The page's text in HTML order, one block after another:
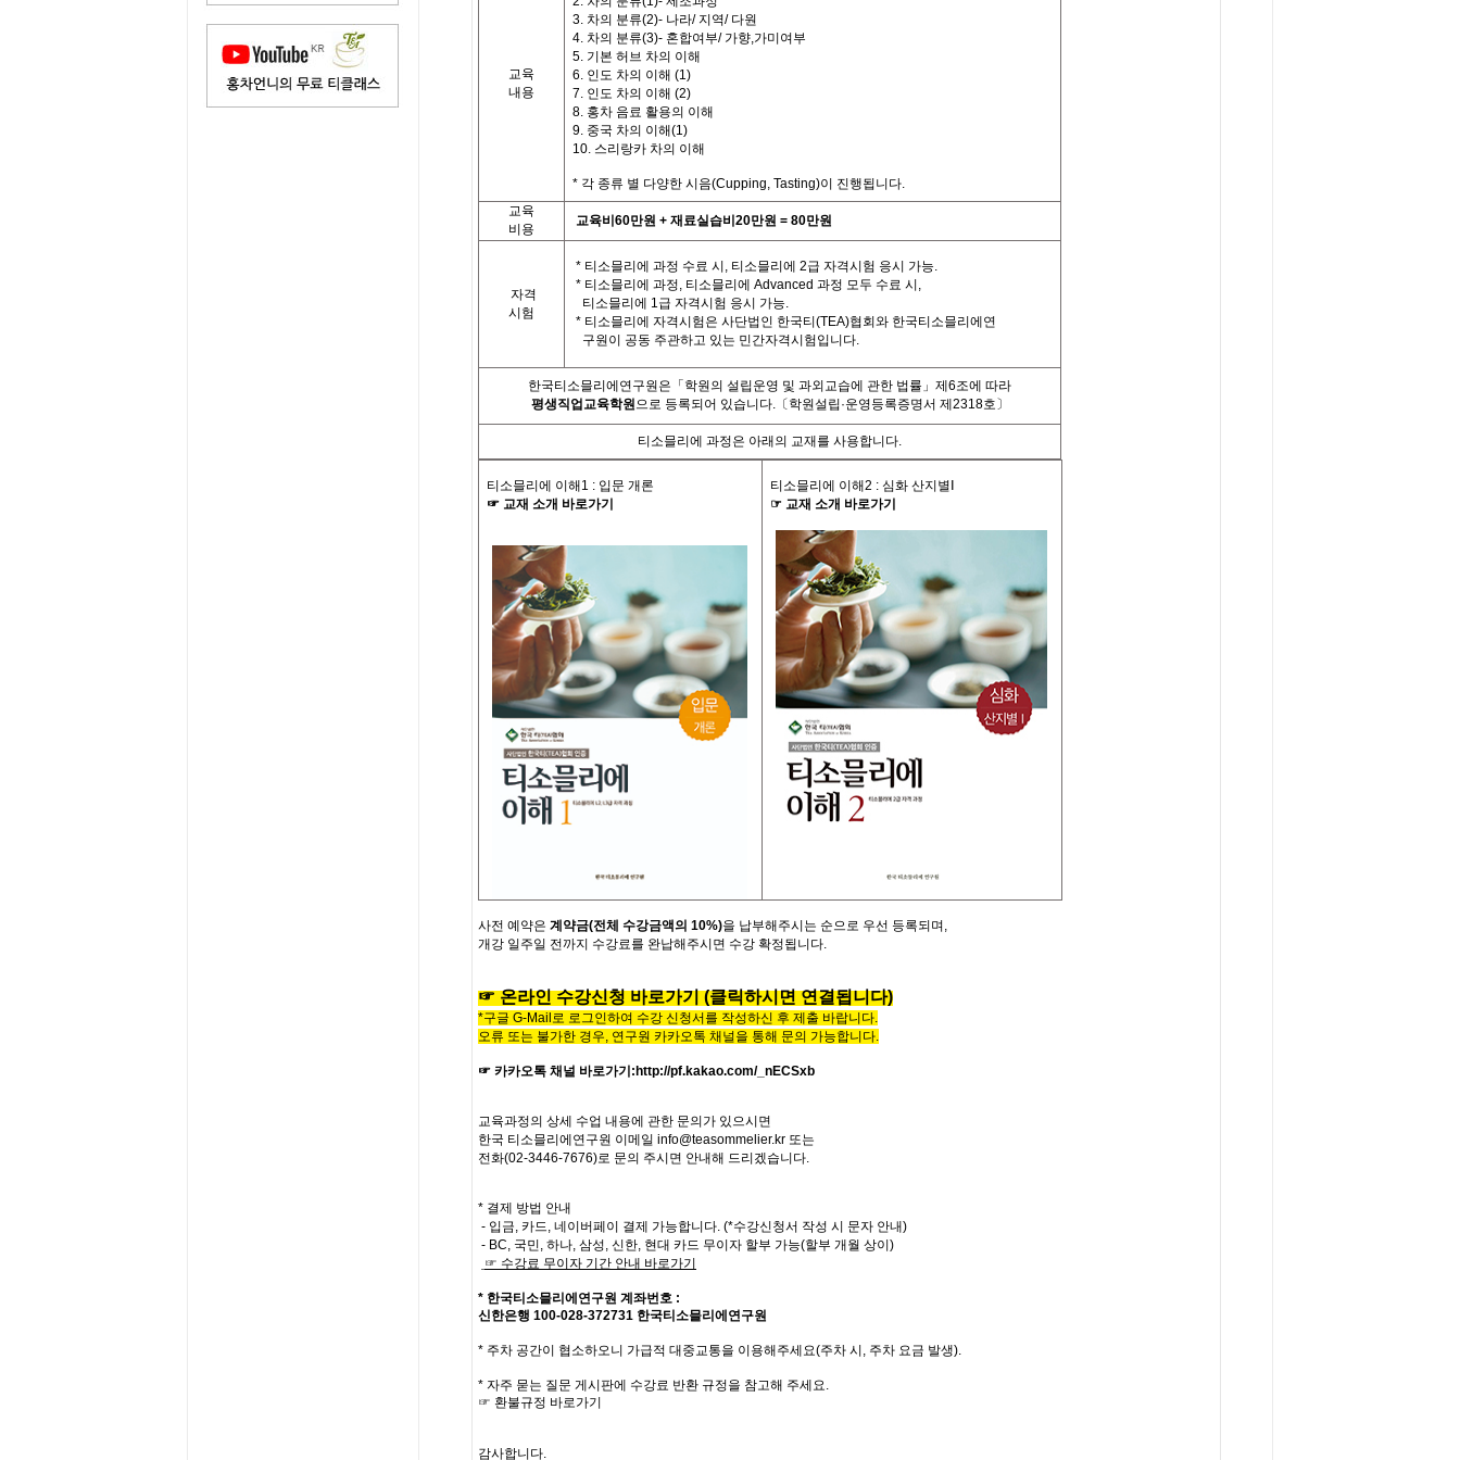
교육
내용
3. 차의 분류(2)- 나라/ 지역/ 다원
4. 차의 분류(3)- 혼합여부/ 가향,가미여부
5. 기본 허브 차의 이해
6. 인도 차의 이해 (1)
7. 인도 차의 이해 (2)
8. 홍차 음료 활용의 이해
9. 중국 차의 이해(1)
10. 스리랑카 차의 이해
* 각 종류 별 다양한 시음(Cupping, Tasting)이 진행됩니다.
교육
비용
교육비 60만원 + 재료실습비 20만원 = 80만원
자격
시험
* 티소믈리에 과정 수료 시 , 티소믈리에 2급 자격시험 응시 가능.
* 티소믈리에 과정, 티소믈리에 Advanced 과정 모두 수료 시 ,
티소믈리에 1급 자격시험 응시 가능.
* 티소믈리에 자격시험은 사단법인 한국티 (TEA)협회와 한국티소믈리에연
구원이 공동 주관하고 있는 민간자격시험입니다.
한국티소믈리에연구원은「학원의 설립운영 및 과외교습에 관한 법률」제 6조에 따라
평생직업교육학원으로 등록되어 있습니다.〔학원설립·운영등록증명서 제2318호〕
티소믈리에 과정은 아래의 교재를 사용합니다.
티소믈리에 이해 1 : 입문 개론
☞ 교재 소개 바로가기
티소믈리에 이해2 : 심화 산지별
☞ 교재 소개 바로가기
사전 예약은 계약금(전체 수강금액의 10%)을 납부해주시는 순으로 우선 등록되며 ,
개강 일주일 전까지 수강료를 완납해주시면 수강 확정됩니다.
☞온라인수강신청 바로가기(클릭하시면 연결됩니다)
*구글 G-Mail로 로그인하여 수강 신청서를 작성하신 후 제출 바랍니다.
오류 또는 불가한 경우, 연구원 카카오톡 채널을 통해 문의 가능합니다.
☞ 카카오톡 채널 바로가기 : http://pf.kakao.com/_nECSxb
교육과정의 상세 수업 내용에 관한 문의가 있으시면
한국 티소믈리에 연구원 이메일 info@teasommelier.kr 또는
전화(02-3446-7676)로 문의 주시면 안내해 드리겠습니다.
* 결제 방법 안내
- 입금, 카드, 네이버페이 결제 가능합니다. (*수강신청서 작성 시 문자 안내)
- BC, 국민, 하나, 삼성, 신한, 현대 카드 무이자 할부 가능(할부 개월 상이)
☞ 수강료 무이자 기간 안내 바로가기
* 한국티소믈리에연구원 계좌번호 :
신한은행 100-028-372731 한국티소믈리에연구원
* 주차 공간이 협소하오니 가급적 대중교통을 이용해주세요(주차 시 , 주차 요금 발생).
* 자주 묻는 질문 게시판에 수강료 반환 규정을 참고해 주세요.
☞ 환불규정 바로가기
감사합니다.